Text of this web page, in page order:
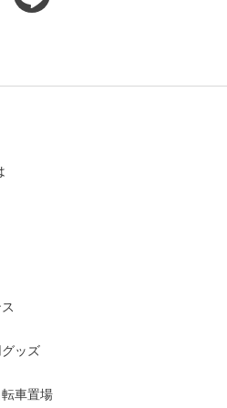
ッズ
車置場